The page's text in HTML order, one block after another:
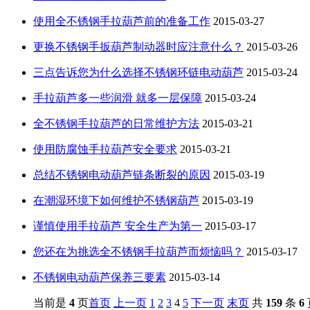
使用全不锈钢手拉葫芦前的准备工作 2015-03-27
更换不锈钢手扳葫芦制动器时应注意什么？ 2015-03-26
三点告诉您为什么选择不锈钢环链电动葫芦 2015-03-24
手拉葫芦多一些润滑 就多一层保障 2015-03-24
全不锈钢手拉葫芦的日常维护方法 2015-03-21
使用防腐蚀手拉葫芦安全要求 2015-03-21
总结不锈钢电动葫芦链条断裂的原因 2015-03-19
在潮湿环境下如何维护不锈钢葫芦 2015-03-19
谨慎使用手拉葫芦 安全生产为第一 2015-03-17
您还在为挑选全不锈钢手拉葫芦而烦恼吗？ 2015-03-17
不锈钢电动葫芦保养三要素 2015-03-14
当前是 4 页首页 上一页 1 2 3 4 5 下一页 末页 共 159 条 6